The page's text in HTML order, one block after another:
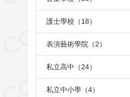
護士學校（18）
表演藝術學院（2）
私立高中（24）
私立中小學（4）